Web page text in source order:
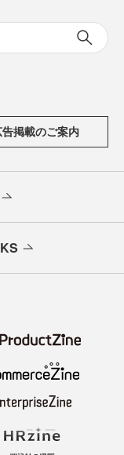
告掲載のご案内